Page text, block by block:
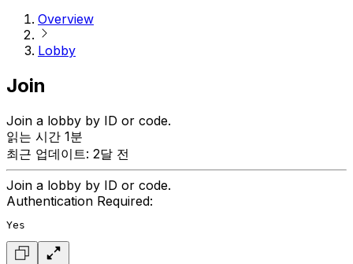
Overview
Lobby
Join
Join a lobby by ID or code.
읽는 시간 1분
최근 업데이트: 2달 전
Join a lobby by ID or code.
Authentication Required:
Yes